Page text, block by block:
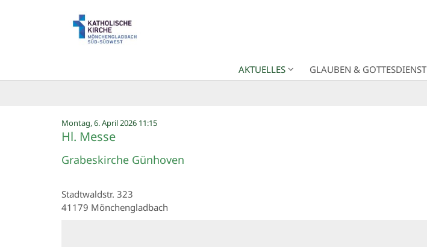
AKTUELLES GLAUBEN & GOTTESDIENST
Montag, 6. April 2026 11:15:
Hl. Messe
Grabeskirche Günhoven
Stadtwaldstr. 323
41179 Mönchengladbach